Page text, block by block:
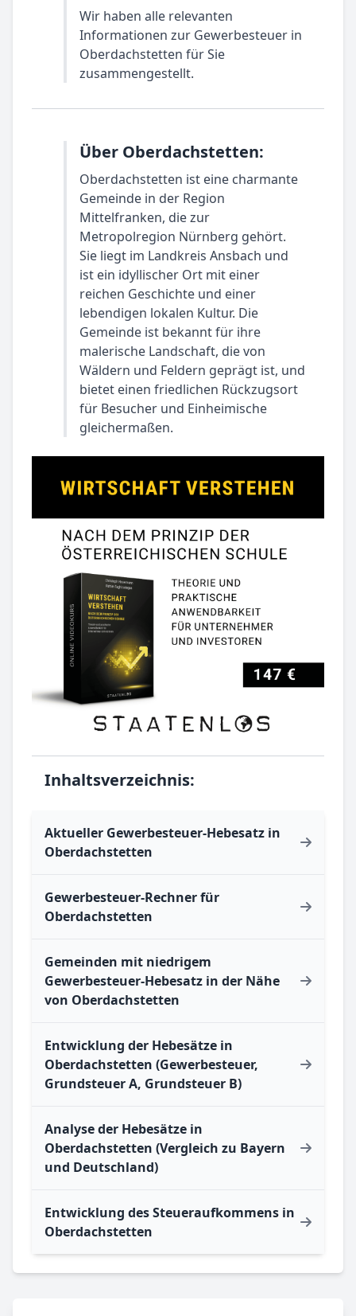
Wir haben alle relevanten
Informationen zur Gewerbesteuer in
Oberdachstetten für Sie
zusammengestellt.
Über Oberdachstetten:
Oberdachstetten ist eine charmante
Gemeinde in der Region
Mittelfranken, die zur
Metropolregion Nürnberg gehört.
Sie liegt im Landkreis Ansbach und
ist ein idyllischer Ort mit einer
reichen Geschichte und einer
lebendigen lokalen Kultur. Die
Gemeinde ist bekannt für ihre
malerische Landschaft, die von
Wäldern und Feldern geprägt ist, und
bietet einen friedlichen Rückzugsort
für Besucher und Einheimische
gleichermaßen.
Inhaltsverzeichnis:
Aktueller Gewerbesteuer-Hebesatz in
Oberdachstetten
Gewerbesteuer-Rechner für
Oberdachstetten
Gemeinden mit niedrigem
Gewerbesteuer-Hebesatz in der Nähe
von Oberdachstetten
Entwicklung der Hebesätze in
Oberdachstetten (Gewerbesteuer,
Grundsteuer A, Grundsteuer B)
Analyse der Hebesätze in
Oberdachstetten (Vergleich zu Bayern
und Deutschland)
Entwicklung des Steueraufkommens in
Oberdachstetten